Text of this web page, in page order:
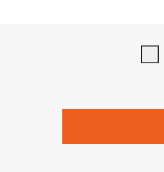
は、本規約の規定が優先して適用されるも
1. 「本サービス」とは、当社が提供する
みます）及びこれらサービスに関連して当
「SEBook」「SEShop」「CodeZine」「